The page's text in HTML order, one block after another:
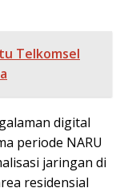
Telkomsel
digital
periode NARU
jaringan di
residensial